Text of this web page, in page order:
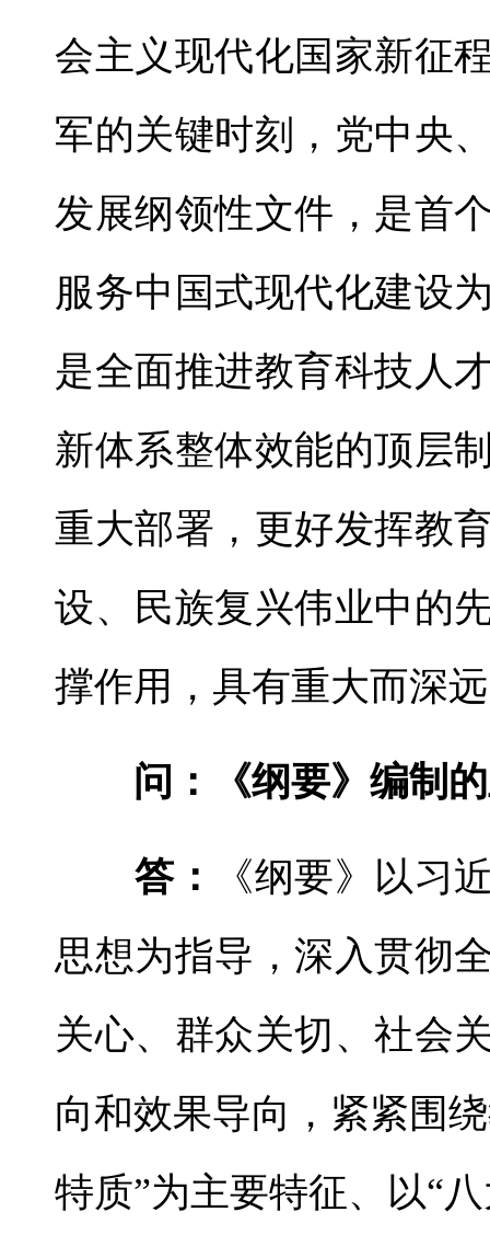
会主义现代化国家新征
军的关键时刻，党中央
发展纲领性文件，是首
服务中国式现代化建设
是全面推进教育科技人
新体系整体效能的顶层
重大部署，更好发挥教
设、民族复兴伟业中的
撑作用，具有重大而深
问：《纲要》编制
答：
《纲要》以习
思想为指导，深入贯彻
关心、群众关切、社会
向和效果导向，紧紧围
特质”为主要特征、以“